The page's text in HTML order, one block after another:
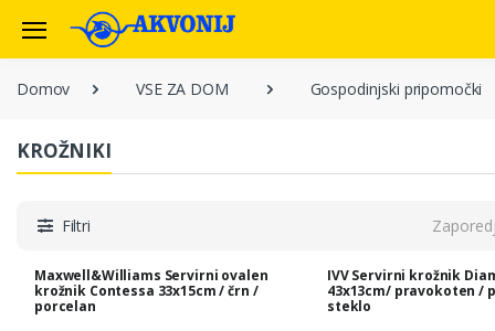
Domov VSE ZA DOM Gospodinjski pripomočki
KROŽNIKI
Filtri
Maxwell&Williams Servirni ovalen
krožnik Contessa 33x15cm / črn /
porcelan
IVV Servirni krožnik
43x13cm/ pravokoten /
steklo